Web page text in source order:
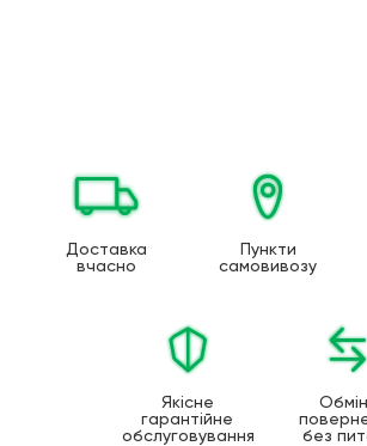
Доставка
вчасно
Пункти
самовивозу
Якісне
гарантійне
обслуговування
без